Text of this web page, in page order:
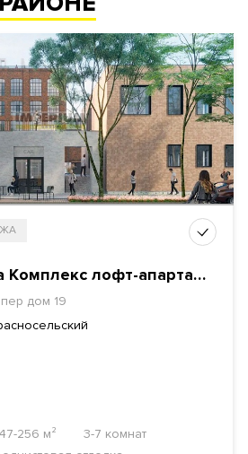
Красная Стрела Комплекс лофт-апартаметов
дом 19
256 м²
3-7 комнат